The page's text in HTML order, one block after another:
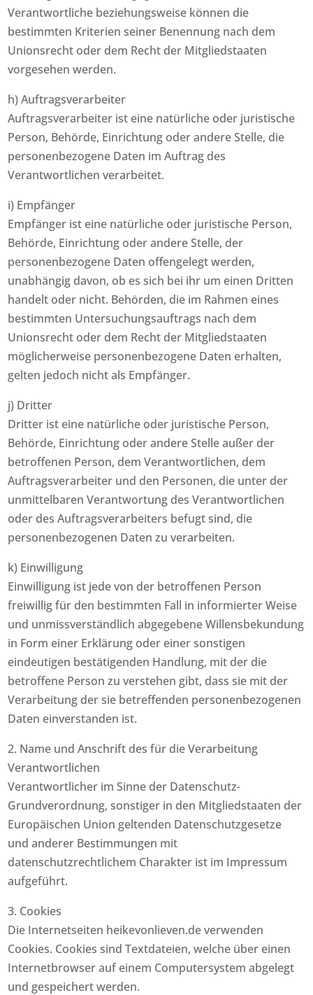
Verantwortliche beziehungsweise können die
bestimmten Kriterien seiner Benennung nach dem
Unionsrecht oder dem Recht der Mitgliedstaaten
vorgesehen werden.
h) Auftragsverarbeiter
Auftragsverarbeiter ist eine natürliche oder juristische
Person, Behörde, Einrichtung oder andere Stelle, die
personenbezogene Daten im Auftrag des
Verantwortlichen verarbeitet.
i) Empfänger
Empfänger ist eine natürliche oder juristische Person,
Behörde, Einrichtung oder andere Stelle, der
personenbezogene Daten offengelegt werden,
unabhängig davon, ob es sich bei ihr um einen Dritten
handelt oder nicht. Behörden, die im Rahmen eines
bestimmten Untersuchungsauftrags nach dem
Unionsrecht oder dem Recht der Mitgliedstaaten
möglicherweise personenbezogene Daten erhalten,
gelten jedoch nicht als Empfänger.
j) Dritter
Dritter ist eine natürliche oder juristische Person,
Behörde, Einrichtung oder andere Stelle außer der
betroffenen Person, dem Verantwortlichen, dem
Auftragsverarbeiter und den Personen, die unter der
unmittelbaren Verantwortung des Verantwortlichen
oder des Auftragsverarbeiters befugt sind, die
personenbezogenen Daten zu verarbeiten.
k) Einwilligung
Einwilligung ist jede von der betroffenen Person
freiwillig für den bestimmten Fall in informierter Weise
und unmissverständlich abgegebene Willensbekundung
in Form einer Erklärung oder einer sonstigen
eindeutigen bestätigenden Handlung, mit der die
betroffene Person zu verstehen gibt, dass sie mit der
Verarbeitung der sie betreffenden personenbezogenen
Daten einverstanden ist.
2. Name und Anschrift des für die Verarbeitung
Verantwortlichen
Verantwortlicher im Sinne der Datenschutz-
Grundverordnung, sonstiger in den Mitgliedstaaten der
Europäischen Union geltenden Datenschutzgesetze
und anderer Bestimmungen mit
datenschutzrechtlichem Charakter ist im Impressum
aufgeführt.
3. Cookies
Die Internetseiten heikevonlieven.de verwenden
Cookies. Cookies sind Textdateien, welche über einen
Internetbrowser auf einem Computersystem abgelegt
und gespeichert werden.